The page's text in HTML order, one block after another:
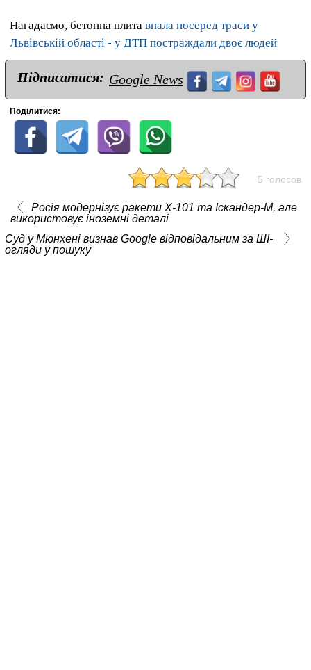
Нагадаємо, бетонна плита впала посеред траси у
Львівській області - у ДТП постраждали двоє людей
Підписатися: Google News
Поділитися:
5 голосов
Росія модернізує ракети Х-101 та Іскандер-М, але
використовує іноземні деталі
Суд у Мюнхені визнав Google відповідальним за ШІ-
огляди у пошуку